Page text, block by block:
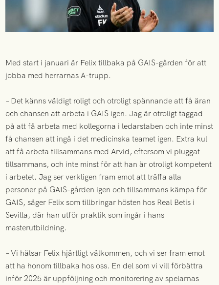
Med start i januari är Felix tillbaka på GAIS-gården för att
jobba med herrarnas A-trupp.
– Det känns väldigt roligt och otroligt spännande att få äran
och chansen att arbeta i GAIS igen. Jag är otroligt taggad
på att få arbeta med kollegorna i ledarstaben och inte minst
få chansen att ingå i det medicinska teamet igen. Extra kul
att få arbeta tillsammans med Arvid, eftersom vi pluggat
tillsammans, och inte minst för att han är otroligt kompetent
i arbetet. Jag ser verkligen fram emot att träffa alla
personer på GAIS-gården igen och tillsammans kämpa för
GAIS, säger Felix som tillbringar hösten hos Real Betis i
Sevilla, där han utför praktik som ingår i hans
masterutbildning.
– Vi hälsar Felix hjärtligt välkommen, och vi ser fram emot
att ha honom tillbaka hos oss. En del som vi vill förbättra
inför 2025 är uppföljning och monitorering av spelarnas